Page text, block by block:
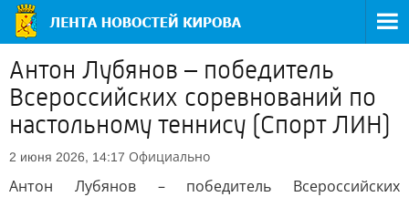
Антон Лубянов – победитель
Всероссийских соревнований по
настольному теннису (Спорт ЛИН)
2 июня 2026, 14:17 Официально
Антон Лубянов – победитель Всероссийских